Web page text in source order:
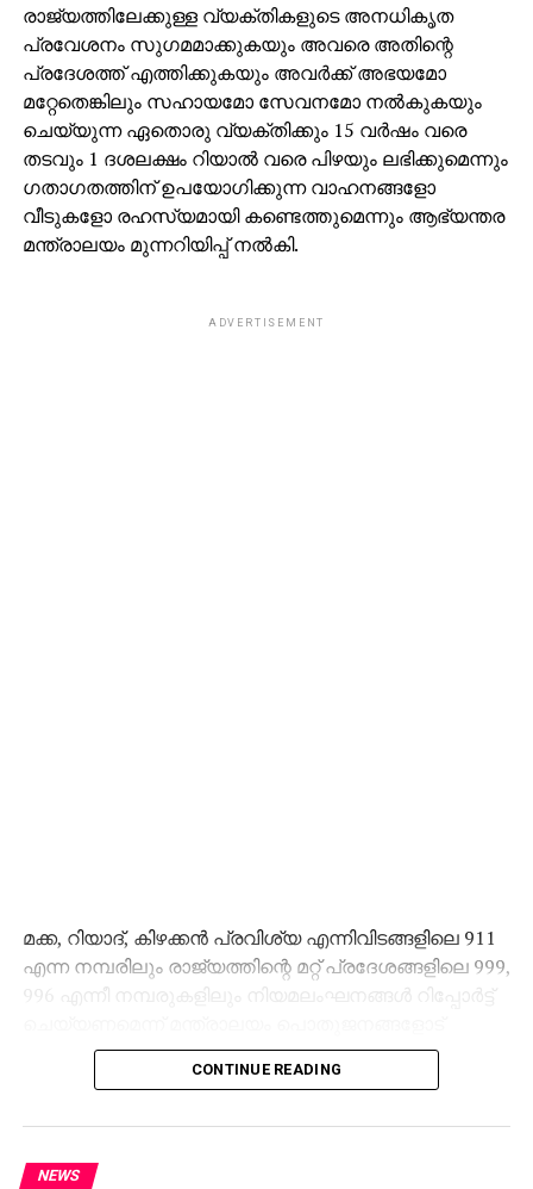
രാജ്യത്തിലേക്കുള്ള വ്യക്തികളുടെ അനധികൃത
പ്രവേശനം സുഗമമാക്കുകയും അവരെ അതിന്റെ
പ്രദേശത്ത് എത്തിക്കുകയും അവര്‍ക്ക് അഭയമോ
മറ്റേതെങ്കിലും സഹായമോ സേവനമോ നല്‍കുകയും
ചെയ്യുന്ന ഏതൊരു വ്യക്തിക്കും 15 വര്‍ഷം വരെ
തടവും 1 ദശലക്ഷം റിയാല്‍ വരെ പിഴയും ലഭിക്കുമെന്നും
ഗതാഗതത്തിന് ഉപയോഗിക്കുന്ന വാഹനങ്ങളോ
വീടുകളോ രഹസ്യമായി കണ്ടെത്തുമെന്നും ആഭ്യന്തര
മന്ത്രാലയം മുന്നറിയിപ്പ് നല്‍കി.
ADVERTISEMENT
മക്ക, റിയാദ്, കിഴക്കന്‍ പ്രവിശ്യ എന്നിവിടങ്ങളിലെ 911
എന്ന നമ്പരിലും രാജ്യത്തിന്റെ മറ്റ് പ്രദേശങ്ങളിലെ 999,
996 എന്നീ നമ്പരുകളിലും നിയമലംഘനങ്ങള്‍ റിപ്പോര്‍ട്ട്
അഭ്യര്‍ത്ഥിച്ചു.
CONTINUE READING
NEWS